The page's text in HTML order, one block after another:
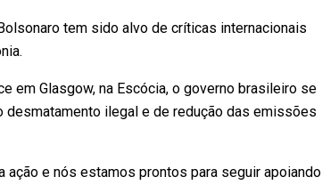
tem sido alvo de críticas internacionais
em Glasgow, na Escócia, o governo brasileiro se
ilegal e de redução das emissões
ação e nós estamos prontos para seguir apoiando